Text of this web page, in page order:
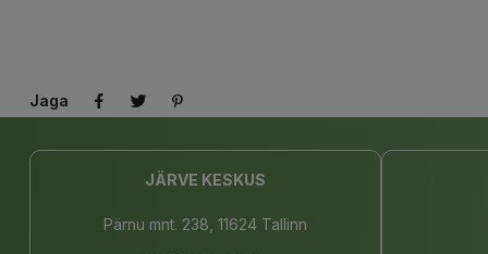
Jaga
JÄRVE KESKUS
Pärnu mnt. 238, 11624 Tallinn